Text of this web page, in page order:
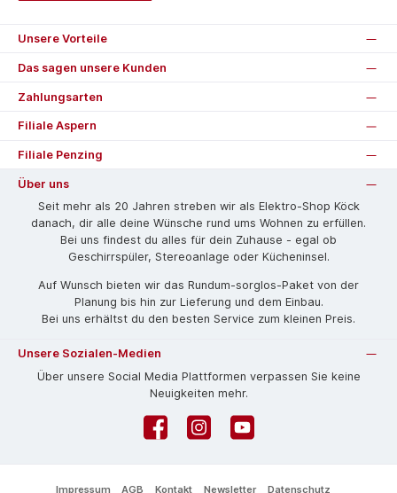
Unsere Vorteile
Das sagen unsere Kunden
Zahlungsarten
Filiale Aspern
Filiale Penzing
Über uns
Seit mehr als 20 Jahren streben wir als Elektro-Shop Köck
danach, dir alle deine Wünsche rund ums Wohnen zu erfüllen.
Bei uns findest du alles für dein Zuhause - egal ob
Geschirrspüler, Stereoanlage oder Kücheninsel.
Auf Wunsch bieten wir das Rund­um-sorg­los-Pa­ket von der
Planung bis hin zur Lieferung und dem Einbau.
Bei uns erhältst du den besten Service zum kleinen Preis.
Unsere Sozialen-Medien
Über unsere Social Media Plattformen verpassen Sie keine
Neuigkeiten mehr.
FacebookInstagramYouTube
Impressum AGB Kontakt Newsletter Datenschutz